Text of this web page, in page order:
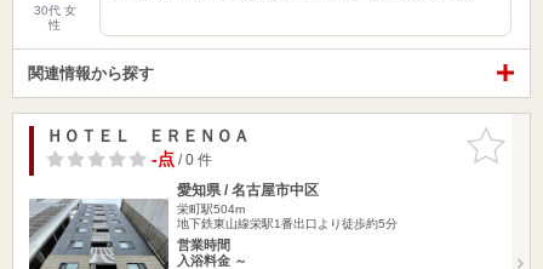
30代 女
性
関連情報から探す
お気に入
りに追加
ＨＯＴＥＬ ＥＲＥＮＯＡ
-点/ 0 件
愛知県 / 名古屋市中区
栄町駅504m
地下鉄東山線栄駅1番出口より徒歩約5分
営業時間
入浴料金 ～